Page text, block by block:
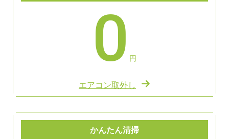
0 円
エアコン取外し
かんたん清掃